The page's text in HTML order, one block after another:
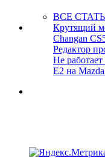
ВСЕ
Крутящий
Changan
Редактор
Не
E2 на